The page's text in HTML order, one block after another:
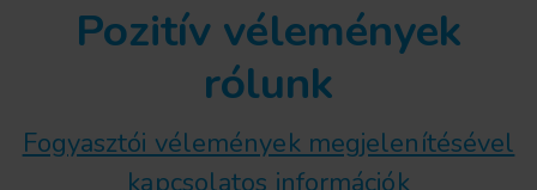
Pozitív vélemények
rólunk
Fogyasztói vélemények megjelenítésével